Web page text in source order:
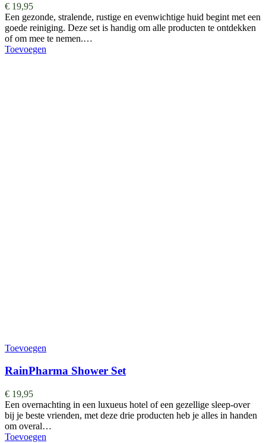
€ 19,95
Een gezonde, stralende, rustige en evenwichtige huid begint met een
goede reiniging. Deze set is handig om alle producten te ontdekken
of om mee te nemen.…
Toevoegen
Toevoegen
RainPharma Shower Set
€ 19,95
Een overnachting in een luxueus hotel of een gezellige sleep-over
bij je beste vrienden, met deze drie producten heb je alles in handen
om overal…
Toevoegen